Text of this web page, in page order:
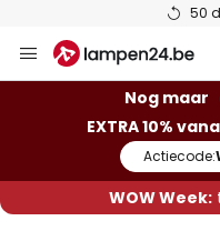
50
naar
Nog maar
EXTRA 10%
Actiecode:
WOW Week: